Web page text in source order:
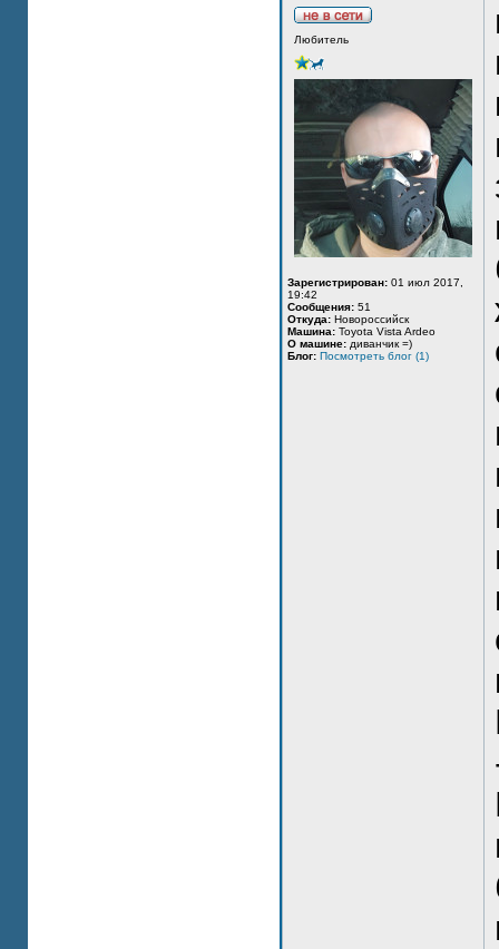
Любитель
Зарегистрирован: 01 июл 2017,
19:42
Сообщения: 51
Откуда: Новороссийск
Машина: Toyota Vista Ardeo
О машине: диванчик =)
Блог: Посмотреть блог (1)